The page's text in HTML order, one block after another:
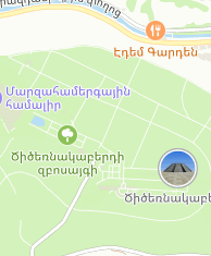
Բացել Yandex Maps-